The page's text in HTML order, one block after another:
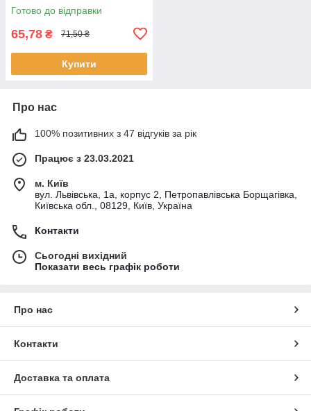
Готово до відправки
65,78 ₴ 71,50 ₴
Купити
Про нас
100% позитивних з 47 відгуків за рік
Працює з 23.03.2021
м. Київ
вул. Львівська, 1а, корпус 2, Петропавлівська Борщагівка,
Київська обл., 08129, Київ, Україна
Контакти
Сьогодні вихідний
Показати весь графік роботи
Про нас
Контакти
Доставка та оплата